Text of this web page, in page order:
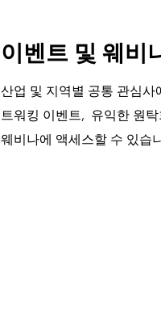
이벤트 및 웨비
산업 및 지역별 공통 관심사
트워킹 이벤트, 유익한 원
웨비나에 액세스할 수 있습